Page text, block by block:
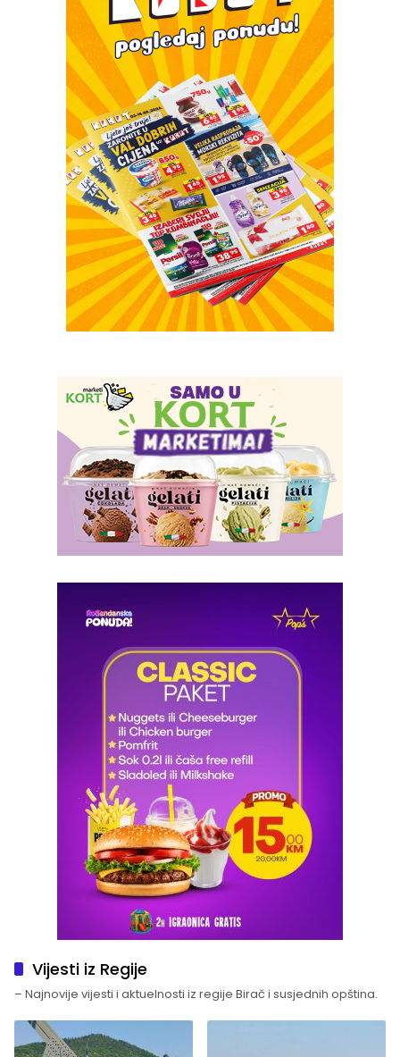
Vijesti iz Regije
– Najnovije vijesti i aktuelnosti iz regije Birač i susjednih opština.